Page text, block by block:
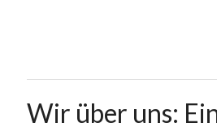
Wir über uns: